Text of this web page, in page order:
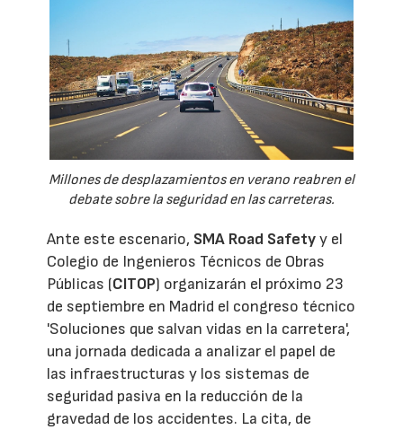
Millones de desplazamientos en verano reabren el
debate sobre la seguridad en las carreteras.
Ante este escenario, SMA Road Safetyy el
Colegio de Ingenieros Técnicos de Obras
Públicas (CITOP) organizarán el próximo 23
de septiembre en Madrid el congreso técnico
'Soluciones que salvan vidas en la carretera',
una jornada dedicada a analizar el papel de
las infraestructuras y los sistemas de
seguridad pasiva en la reducción de la
gravedad de los accidentes. La cita, de